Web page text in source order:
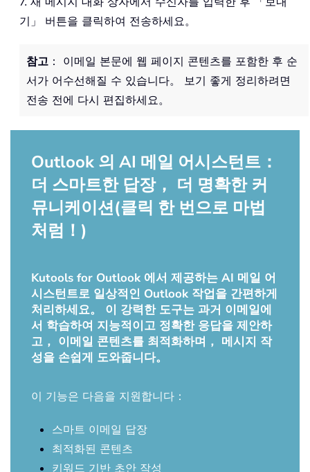
기」 버튼을 클릭하여 전송하세요。
참고 ： 이메일 본문에 웹 페이지 콘텐츠를 포함한 후 순
서가 어수선해질 수 있습니다。 보기 좋게 정리하려면
전송 전에 다시 편집하세요。
Outlook 의 AI 메일 어시스턴트：
더 스마트한 답장， 더 명확한 커
뮤니케이션(클릭 한 번으로 마법
처럼！)
Kutools for Outlook 에서 제공하는 AI 메일 어
시스턴트로 일상적인 Outlook 작업을 간편하게
처리하세요。 이 강력한 도구는 과거 이메일에
서 학습하여 지능적이고 정확한 응답을 제안하
고， 이메일 콘텐츠를 최적화하며， 메시지 작
성을 손쉽게 도와줍니다。
이 기능은 다음을 지원합니다：
스마트 이메일 답장
최적화된 콘텐츠
키워드 기반 초안 작성